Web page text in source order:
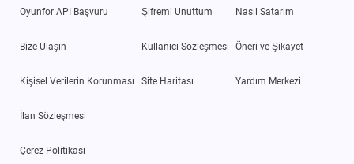
Oyunfor API Başvuru
Bize Ulaşın
Kişisel Verilerin Korunması
İlan Sözleşmesi
Çerez Politikası
Şifremi Unuttum
Kullanıcı Sözleşmesi
Site Haritası
Nasıl Satarım
Öneri ve Şikayet
Yardım Merkezi